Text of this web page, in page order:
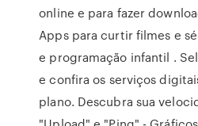
online e para fazer
Apps para curtir filmes e
e programação infantil .
e confira os serviços
plano. Descubra sua